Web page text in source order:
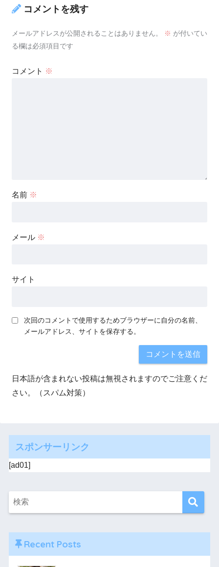
コメントを残す
メールアドレスが公開されることはありません。 ※ が付いてい
る欄は必須項目です
コメント ※
名前 ※
メール ※
サイト
次回のコメントで使用するためブラウザーに自分の名前、
メールアドレス、サイトを保存する。
日本語が含まれない投稿は無視されますのでご注意くだ
さい。（スパム対策）
スポンサーリンク
[ad01]
Recent Posts